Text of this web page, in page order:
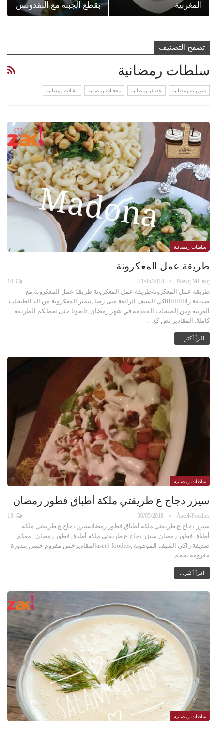
المغربية
بقطع الجبنه مع البقدونس
تصفح التصنيف
سلطات رمضانية
شوربات رمضانية عصائر رمضانية معجنات رمضانية مقبلات رمضانية
سلطات رمضانية
طريقة عمل المعكرونة
Nawq MOasq
31/05/2018
طريقة عمل المعكرونةطريقة عمل المعكرونة طريقة عمل المعكرونة,مع
صديقة زااااااااااااكي الشيف الرائعة منى رضا ,تتميز المعكرونة من الذ الطبخات
العربية ومن الطبخات المقدمة في شهر رمضان ,تابعونا حتى نعطيكم الطريقة
كاملةً. المقادير نص كغ…
اقرأ أكثر...
سلطات رمضانية
سيزر دجاج ع طريقتي ملكة أطباق فطور رمضان
Aseel-Foodies
30/05/2018
سيزر دجاج ع طريقتي ملكة أطباق فطور رمضانسيزر دجاج ع طريقتي ملكة
أطباق فطور رمضان سيزر دجاج ع طريقتي ملكة أطباق فطور رمضان , معكم
صديقة زاكي الشيف الموهوبة ,aseel-foodiesالمقاديرخس مفروم خشن بندورة
مفرومه بحجم…
اقرأ أكثر...
سلطات رمضانية